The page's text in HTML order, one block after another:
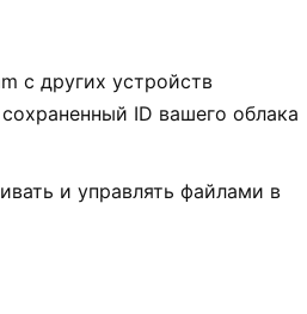
с других устройств
ID вашего облака
и управлять файлами в